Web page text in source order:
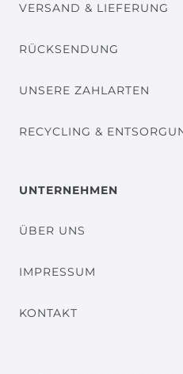
VERSAND & LIEFERUNG
RÜCKSENDUNG
UNSERE ZAHLARTEN
RECYCLING &
UNTERNEHMEN
ÜBER UNS
IMPRESSUM
KONTAKT